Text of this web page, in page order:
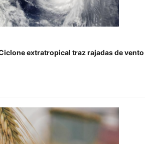
extratropical traz rajadas de vento